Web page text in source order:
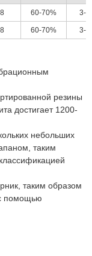
60-70% 3-
60-70% 3-
резины
достигает 1200-
небольших
таким
таким образом
с помощью